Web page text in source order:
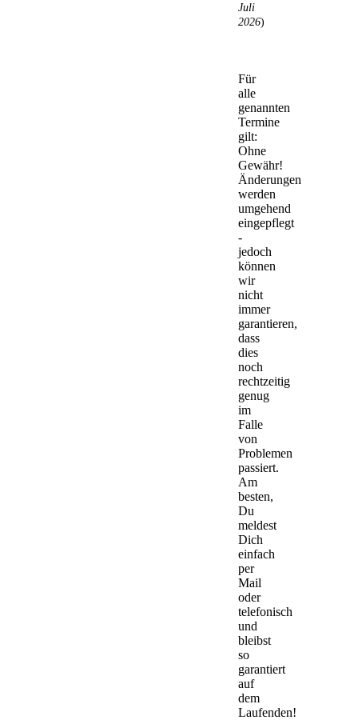
Juli
2026)
Für
alle
genannten
Termine
gilt:
Ohne
Gewähr!
Änderungen
werden
umgehend
eingepflegt
-
jedoch
können
wir
nicht
immer
garantieren,
dass
dies
noch
rechtzeitig
genug
im
Falle
von
Problemen
passiert.
Am
besten,
Du
meldest
Dich
einfach
per
Mail
oder
telefonisch
und
bleibst
so
garantiert
auf
dem
Laufenden!